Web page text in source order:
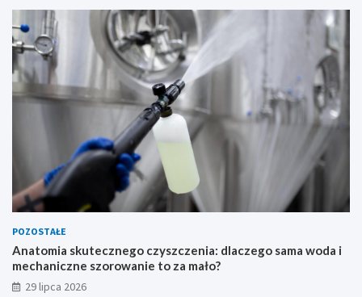
POZOSTAŁE
Anatomia skutecznego czyszczenia: dlaczego sama woda i
mechaniczne szorowanie to za mało?
29 lipca 2026